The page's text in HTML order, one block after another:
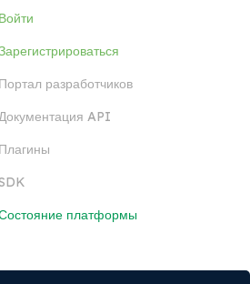
Войти
Портал разработчиков
API
Плагины
платформы